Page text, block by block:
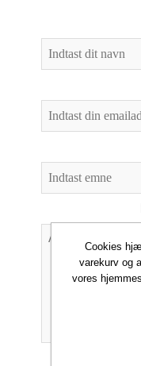
Cookies
varekurv og
vores